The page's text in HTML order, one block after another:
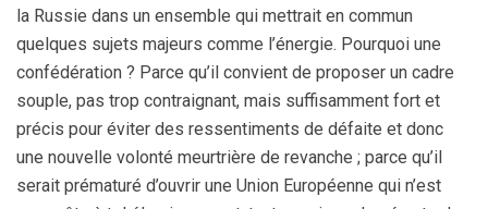
la Russie dans un ensemble qui mettrait en commun
quelques sujets majeurs comme l’énergie. Pourquoi une
confédération ? Parce qu’il convient de proposer un cadre
souple, pas trop contraignant, mais suffisamment fort et
précis pour éviter des ressentiments de défaite et donc
une nouvelle volonté meurtrière de revanche ; parce qu’il
serait prématuré d’ouvrir une Union Européenne qui n’est